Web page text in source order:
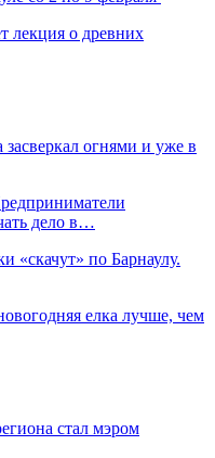
лекция о древних
огнями и уже в
дело в…
«скачут» по Барнаулу.
елка лучше, чем
стал мэром